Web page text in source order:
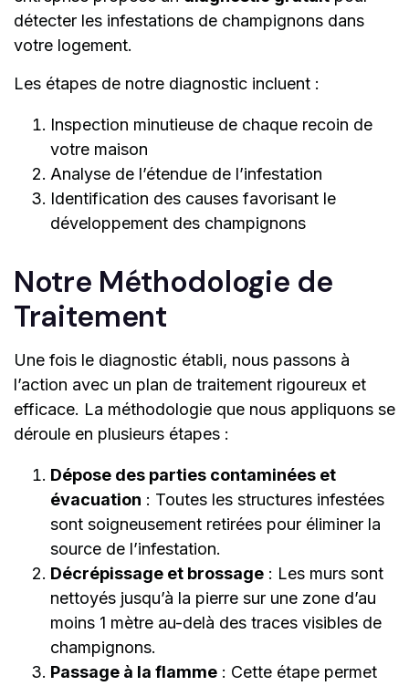
détecter les infestations de champignons dans
votre logement.
Les étapes de notre diagnostic incluent :
Inspection minutieuse de chaque recoin de
votre maison
Analyse de l’étendue de l’infestation
Identification des causes favorisant le
développement des champignons
Notre Méthodologie de
Traitement
Une fois le diagnostic établi, nous passons à
l’action avec un plan de traitement rigoureux et
efficace. La méthodologie que nous appliquons se
déroule en plusieurs étapes :
Dépose des parties contaminées et
évacuation : Toutes les structures infestées
sont soigneusement retirées pour éliminer la
source de l’infestation.
Décrépissage et brossage : Les murs sont
nettoyés jusqu’à la pierre sur une zone d’au
moins 1 mètre au-delà des traces visibles de
champignons.
Passage à la flamme : Cette étape permet